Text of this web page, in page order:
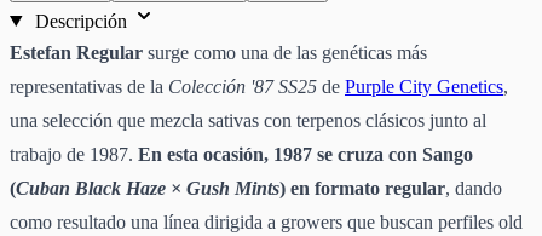
Descripción
Estefan Regular surge como una de las genéticas más
representativas de la Colección '87 SS25 de Purple City Genetics,
una selección que mezcla sativas con terpenos clásicos junto al
trabajo de 1987. En esta ocasión, 1987 se cruza con Sango
(Cuban Black Haze × Gush Mints) en formato regular, dando
como resultado una línea dirigida a growers que buscan perfiles old